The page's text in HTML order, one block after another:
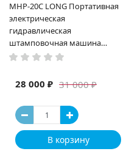
MHP-20C LONG Портативная
электрическая
гидравлическая
штамповочная машина
высокая мощность и мощный
машина
31 000 ₽
28 000 ₽
В корзину